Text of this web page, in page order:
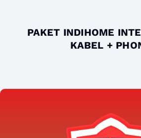
PAKET INDIHOME
KABEL +